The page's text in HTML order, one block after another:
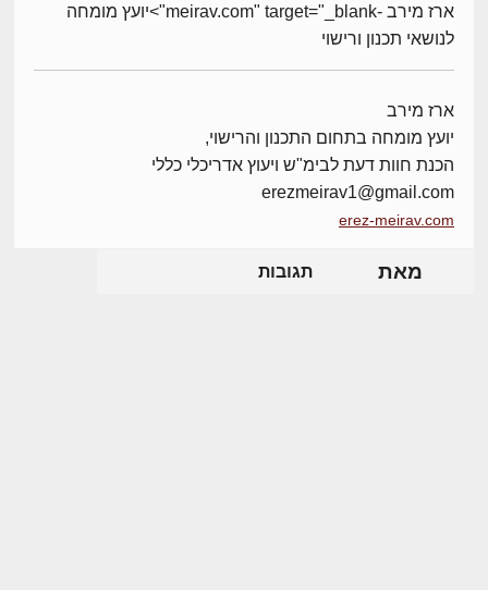
ארז מירב -meirav.com" target="_blank">יועץ מומחה
לנושאי תכנון ורישוי
ארז מירב
יועץ מומחה בתחום התכנון והרישוי,
הכנת חוות דעת לבימ"ש ויעוץ אדריכלי כללי
erezmeirav1@gmail.com
erez-meirav.com
מאת תגובות